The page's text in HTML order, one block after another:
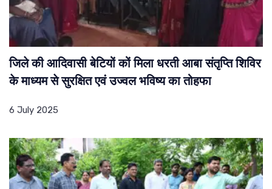
जिले की आदिवासी बेटियों कों मिला धरती आबा संतृप्ति शिविर
के माध्यम से सुरक्षित एवं उज्वल भविष्य का तोहफा
6 July 2025